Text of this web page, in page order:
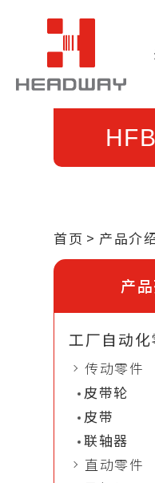
首页 产品介
产
工厂自动化
传动零件
皮带轮
皮带
联轴器
直动零件